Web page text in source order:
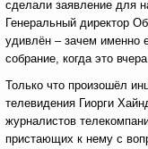
сделали заявление для
Генеральный директор
удивлён – зачем именно
собрание, когда это
Только что произошёл
телевидения Гиорги
журналистов
пристающих к нему с